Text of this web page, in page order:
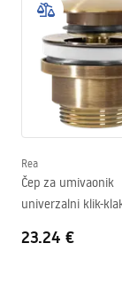
Završetak
Duljina
Širina
Visina
Oblik
Otvor za slavinu
Basin.pdf
Karta
WHITE -
SOFIA
Rea
Čep za umivaonik
univerzalni klik-
23.24 €